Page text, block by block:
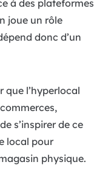
à des plateformes
joue un rôle
donc d’un
que l’hyperlocal
s’inspirer de ce
local pour
physique.